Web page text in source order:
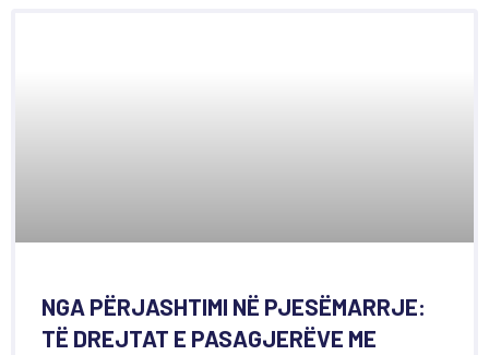
NGA PËRJASHTIMI NË PJESËMARRJE:
TË DREJTAT E PASAGJERËVE ME